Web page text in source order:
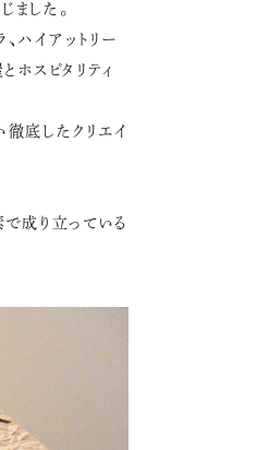
ました。
ハイアットリー
ホスピタリティ
底したクリエイ
で成り立っている